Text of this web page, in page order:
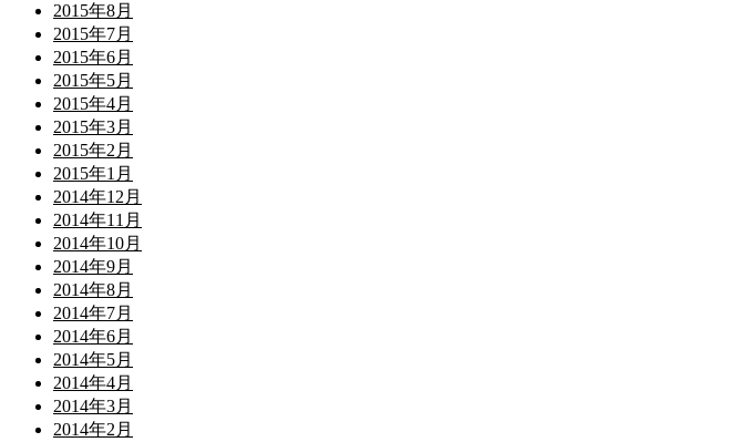
2015年8月
2015年7月
2015年6月
2015年5月
2015年4月
2015年3月
2015年2月
2015年1月
2014年12月
2014年11月
2014年10月
2014年9月
2014年8月
2014年7月
2014年6月
2014年5月
2014年4月
2014年3月
2014年2月